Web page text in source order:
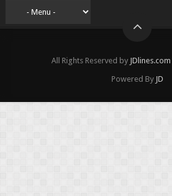
All Rights Reserved by JDlines.com
Powered By JD